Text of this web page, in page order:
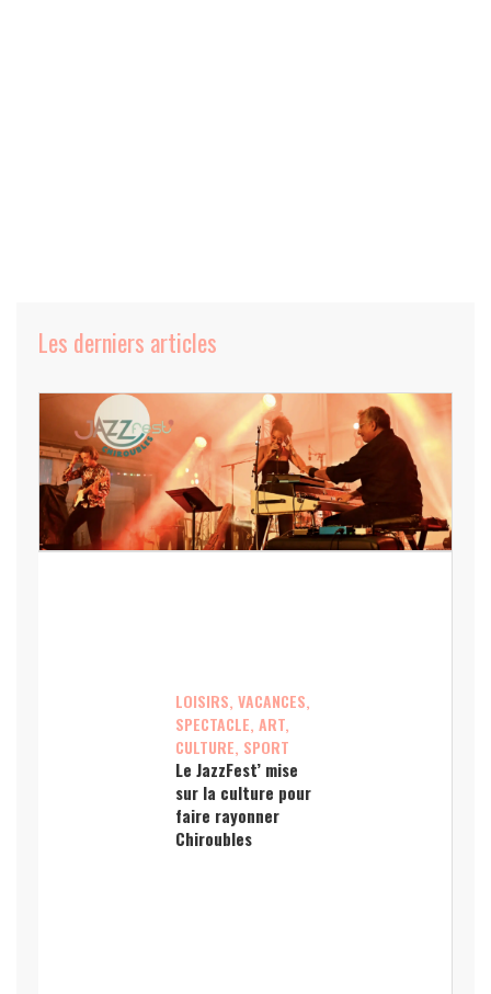
Les derniers articles
LOISIRS, VACANCES,
SPECTACLE, ART,
CULTURE, SPORT
Le JazzFest’ mise
sur la culture pour
faire rayonner
Chiroubles